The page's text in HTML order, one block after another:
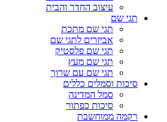
עיצוב החדר והבית
תגי שם
תגי שם מתכת
אביזרים לתגי שם
תגי שם פלסטיק
תגי שם מעץ
תגי שם עם שרוך
סיכות וסמלים כללים
סמל המדינה
סיכות כפתור
רקמה ממוחשבת